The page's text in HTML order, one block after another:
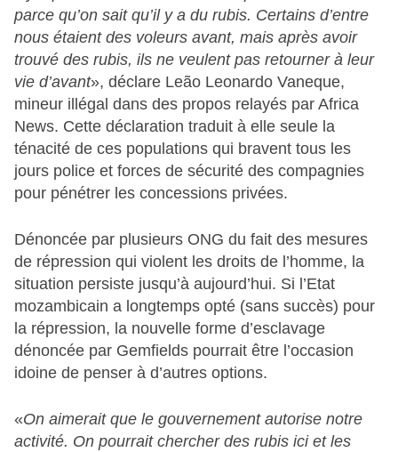
parce qu’on sait qu’il y a du rubis. Certains d’entre
nous étaient des voleurs avant, mais après avoir
trouvé des rubis, ils ne veulent pas retourner à leur
vie d’avant», déclare Leão Leonardo Vaneque,
mineur illégal dans des propos relayés par Africa
News. Cette déclaration traduit à elle seule la
ténacité de ces populations qui bravent tous les
jours police et forces de sécurité des compagnies
pour pénétrer les concessions privées.
Dénoncée par plusieurs ONG du fait des mesures
de répression qui violent les droits de l’homme, la
situation persiste jusqu’à aujourd’hui. Si l’Etat
mozambicain a longtemps opté (sans succès) pour
la répression, la nouvelle forme d’esclavage
dénoncée par Gemfields pourrait être l’occasion
idoine de penser à d’autres options.
«On aimerait que le gouvernement autorise notre
activité. On pourrait chercher des rubis ici et les